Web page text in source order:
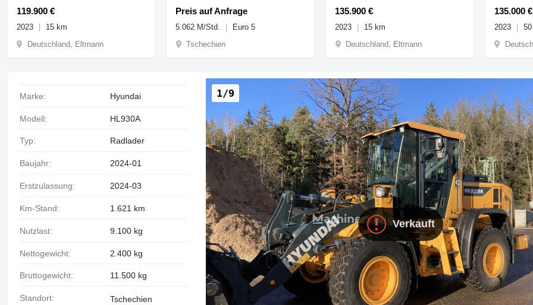
119.900 €
2023
15 km
Deutschland, Eltmann
Preis auf Anfrage
5.062 M/Std.
Euro 5
Tschechien
135.900 €
2023
15 km
Deutschland, Eltmann
135.000 €
2023
Verkauft
1/9
Marke: Hyundai
Modell: HL930A
Typ: Radlader
Baujahr: 2024-01
Erstzulassung: 2024-03
Km-Stand: 1.621 km
Nutzlast: 9.100 kg
Nettogewicht: 2.400 kg
Bruttogewicht: 11.500 kg
Standort:
Tschechien